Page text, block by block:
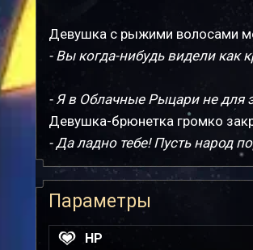
Девушка с рыжими волосами
- Вы когда-нибудь видели как
- Я в Облачные Рыцари не для
Девушка-брюнетка громко
- Да ладно тебе! Пусть народ
Параметры
HP